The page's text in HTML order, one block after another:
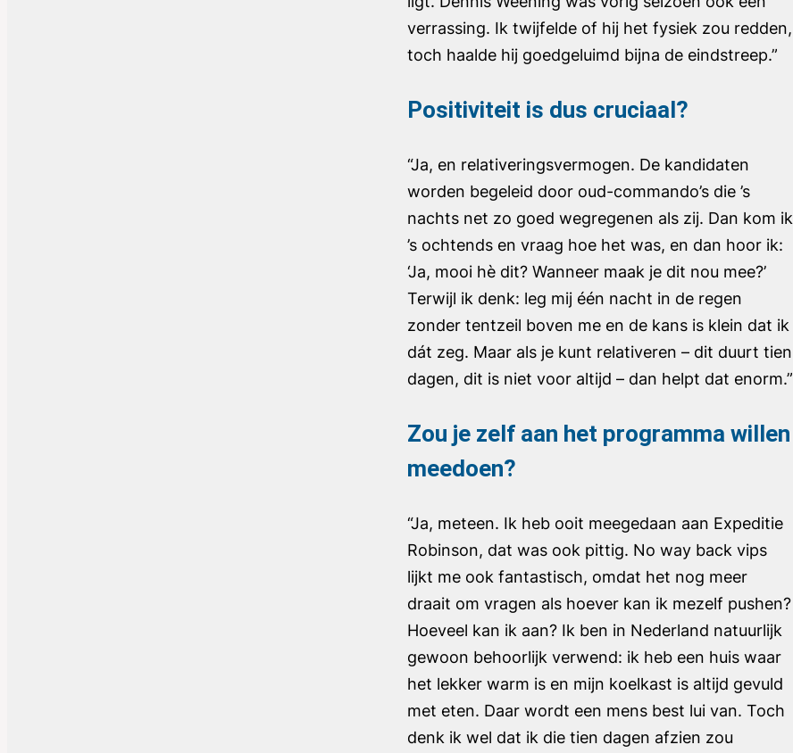
verrassing. Ik twijfelde of hij het fysiek zou redden,
toch haalde hij goedgeluimd bijna de eindstreep.”
Positiviteit is dus cruciaal?
“Ja, en relativeringsvermogen. De kandidaten
worden begeleid door oud-commando’s die ’s
nachts net zo goed wegregenen als zij. Dan kom ik
’s ochtends en vraag hoe het was, en dan hoor ik:
‘Ja, mooi hè dit? Wanneer maak je dit nou mee?’
Terwijl ik denk: leg mij één nacht in de regen
zonder tentzeil boven me en de kans is klein dat ik
dát zeg. Maar als je kunt relativeren – dit duurt tien
dagen, dit is niet voor altijd – dan helpt dat enorm.”
Zou je zelf aan het programma willen
meedoen?
“Ja, meteen. Ik heb ooit meegedaan aan Expeditie
Robinson, dat was ook pittig. No way back vips
lijkt me ook fantastisch, omdat het nog meer
draait om vragen als hoever kan ik mezelf pushen?
Hoeveel kan ik aan? Ik ben in Nederland natuurlijk
gewoon behoorlijk verwend: ik heb een huis waar
het lekker warm is en mijn koelkast is altijd gevuld
met eten. Daar wordt een mens best lui van. Toch
denk ik wel dat ik die tien dagen afzien zou